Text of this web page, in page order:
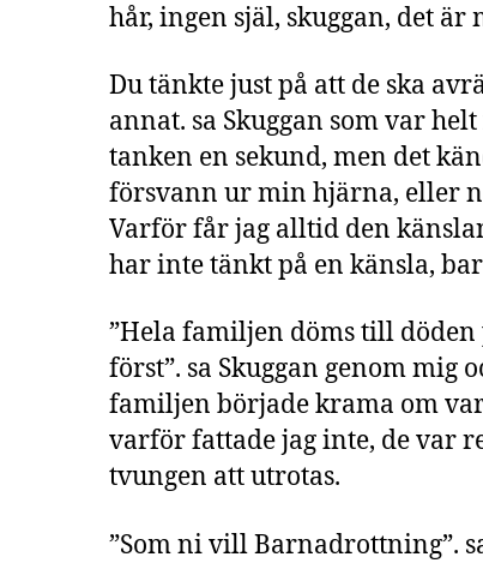
hår, ingen själ, skuggan, det är
Du tänkte just på att de ska
annat. sa Skuggan som var
tanken en sekund, men det
försvann ur min hjärna, eller
Varför får jag alltid den
har inte tänkt på en känsla,
”Hela familjen döms till
först”. sa Skuggan genom mig
familjen började krama om
varför fattade jag inte, de var
tvungen att utrotas.
”Som ni vill Barnadrottning”.